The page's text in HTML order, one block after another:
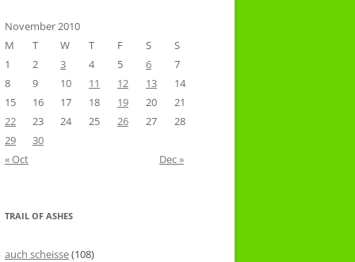
November 2010
M
T W T F S
S
1
2 3 4 5 6
7
8
9 10 11 12 13
14
15
16 17 18 19 20
21
22
23 24 25 26 27
28
29
30
« Oct
Dec »
TRAIL OF ASHES
auch scheisse(108)